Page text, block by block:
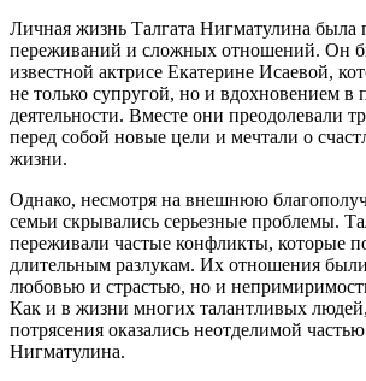
Личная жизнь Талгата Нигматулина была
переживаний и сложных отношений. Он
известной актрисе Екатерине Исаевой,
не только супругой, но и вдохновением в
деятельности. Вместе они преодолевали
перед собой новые цели и мечтали о
жизни.
Однако, несмотря на внешнюю
семьи скрывались серьезные проблемы.
переживали частые конфликты, которые
длительным разлукам. Их отношения
любовью и страстью, но и
Как и в жизни многих талантливых
потрясения оказались неотделимой
Нигматулина.